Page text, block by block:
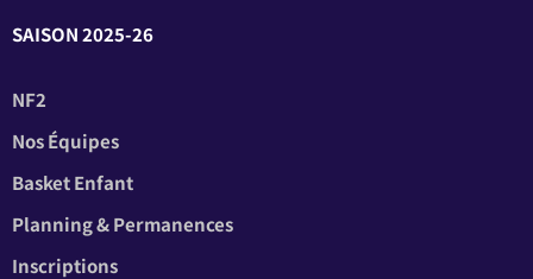
SAISON 2025-26
NF2
Nos Équipes
Basket Enfant
Planning & Permanences
Inscriptions